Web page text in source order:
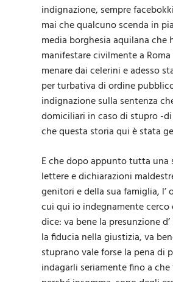
indignazione, sempre
mai che qualcuno scenda in
media borghesia aquilana che
manifestare civilmente a
menare dai celerini e adesso
per turbativa di ordine
indignazione sulla sentenza
domiciliari in caso di stupro -
che questa storia qui è stata
E che dopo appunto tutta una
lettere e dichiarazioni
genitori e della sua famiglia,
cui qui io indegnamente
dice: va bene la presunzione
la fiducia nella giustizia, va
stuprano vale forse la pena di
indagarli seriamente fino a